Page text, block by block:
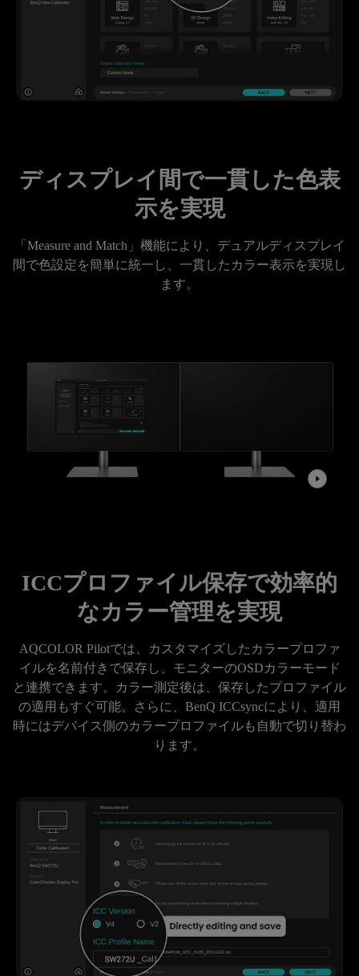
ディスプレイ間で一貫した色表
示を実現
「Measure and Match」機能により、デュアルディスプレイ
間で色設定を簡単に統一し、一貫したカラー表示を実現し
ます。
ICCプロファイル保存で効率的
なカラー管理を実現
AQCOLOR Pilotでは、カスタマイズしたカラープロファ
イルを名前付きで保存し、モニターのOSDカラーモード
と連携できます。カラー測定後は、保存したプロファイル
の適用もすぐ可能。さらに、BenQ ICCsyncにより、適用
時にはデバイス側のカラープロファイルも自動で切り替わ
ります。